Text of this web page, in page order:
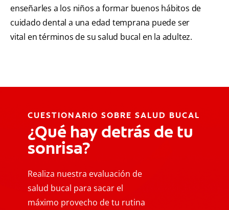
enseñarles a los niños a formar buenos hábitos de
cuidado dental a una edad temprana puede ser
vital en términos de su salud bucal en la adultez.
CUESTIONARIO SOBRE SALUD BUCAL
¿Qué hay detrás de tu
sonrisa?
Realiza nuestra evaluación de
salud bucal para sacar el
máximo provecho de tu rutina